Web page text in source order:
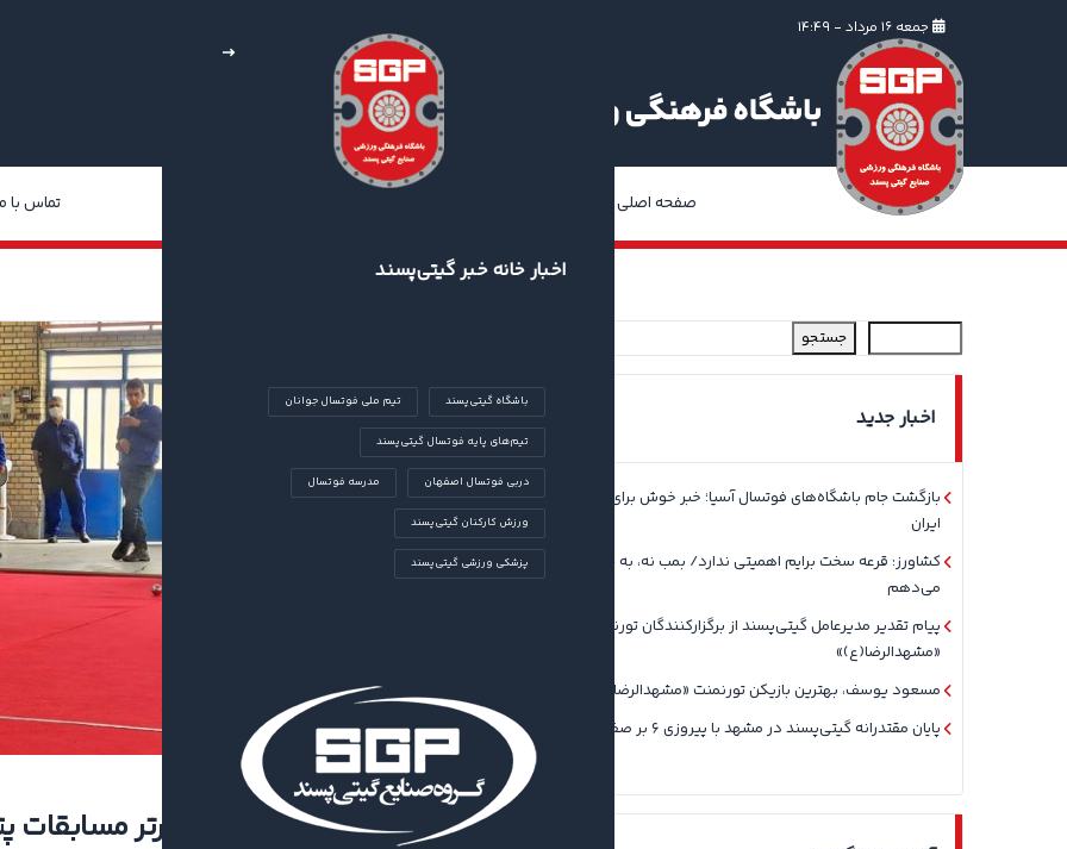
جمعه ۱۶ مرداد - ۱۴:۴۹
صفحه اصلی تماس با
اخبار خانه خبر گیتی‌پسند
باشگاه گیتی‌پسند تیم ملی فوتسال جوانان
تیم‌های پایه فوتسال گیتی‌پسند
دربی فوتسال اصفهان مدرسه فوتسال
ورزش کارکنان گیتی‌پسند
پزشکی ورزشی گیتی‌پسند
مشخص شدن نفرات برتر مسابقات
جستجو
اخبار جدید
بازگشت جام باشگاه‌های فوتسال آسیا؛ خبر خوش برای فوتسال
ایران
کشاورز: قرعه سخت برایم اهمیتی ندارد/ بمب نه، به جوان‌ها بها
می‌دهم
پیام تقدیر مدیرعامل گیتی‌پسند از برگزارکنندگان تورنمنت
«مشهدالرضا(ع)»
مسعود یوسف، بهترین بازیکن تورنمنت «مشهدالرضا(ع)» شد
پایان مقتدرانه گیتی‌پسند در مشهد با پیروزی ۶ بر صفر